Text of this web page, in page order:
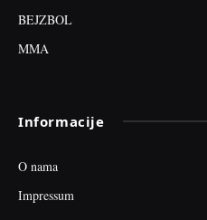
BEJZBOL
MMA
Informacije
O nama
Impressum